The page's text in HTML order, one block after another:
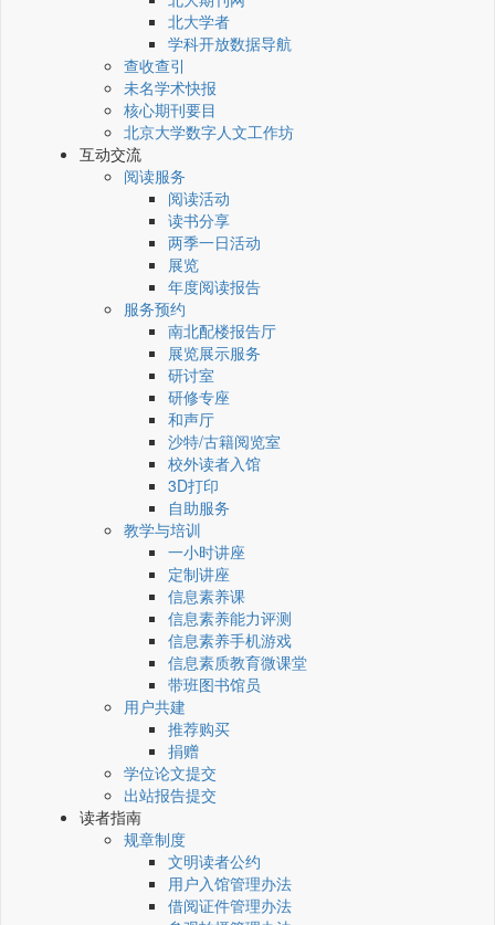
北大学者
学科开放数据导航
查收查引
未名学术快报
核心期刊要目
北京大学数字人文工作坊
互动交流
阅读服务
阅读活动
读书分享
两季一日活动
展览
年度阅读报告
服务预约
南北配楼报告厅
展览展示服务
研讨室
研修专座
和声厅
沙特/古籍阅览室
校外读者入馆
3D打印
自助服务
教学与培训
一小时讲座
定制讲座
信息素养课
信息素养能力评测
信息素养手机游戏
信息素质教育微课堂
带班图书馆员
用户共建
推荐购买
捐赠
学位论文提交
出站报告提交
读者指南
规章制度
文明读者公约
用户入馆管理办法
借阅证件管理办法